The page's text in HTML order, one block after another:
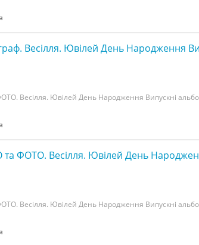
Весілля. Ювілей День Народження
Весілля. Ювілей День Народження Випускні
та ФОТО. Весілля. Ювілей День
Весілля. Ювілей День Народження Випускні